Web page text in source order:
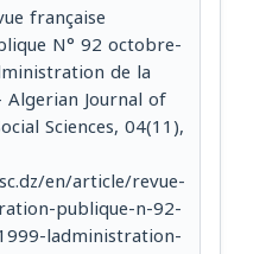
française
N° 92 octobre-
de la
Journal of
Sciences, 04(11),
en/article/revue-
publique-n-92-
ladministration-